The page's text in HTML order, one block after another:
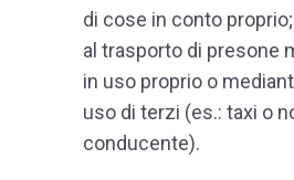
di cose in conto
al trasporto di presone
in uso proprio o
uso di terzi (es.: taxi o
conducente).